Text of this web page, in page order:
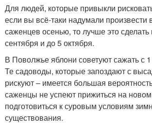
Для людей, которые привыкли
если вы всё-таки надумали произвести
саженцев осенью, то лучше это сделать
сентября и до 5 октября.
В Поволжье яблони советуют сажать с
Те садоводы, которые запоздают с
рискуют – имеется большая
саженцы не успеют прижиться на
подготовиться к суровым условиям
существования.